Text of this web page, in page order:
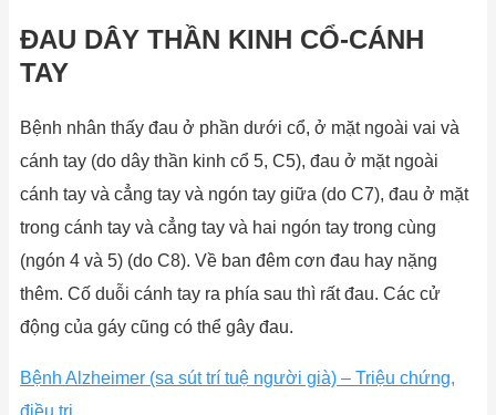
ĐAU DÂY THẦN KINH CỔ-CÁNH
TAY
Bệnh nhân thấy đau ở phần dưới cổ, ở mặt ngoài vai và
cánh tay (do dây thần kinh cổ 5, C5), đau ở mặt ngoài
cánh tay và cẳng tay và ngón tay giữa (do C7), đau ở mặt
trong cánh tay và cẳng tay và hai ngón tay trong cùng
(ngón 4 và 5) (do C8). Về ban đêm cơn đau hay nặng
thêm. Cố duỗi cánh tay ra phía sau thì rất đau. Các cử
động của gáy cũng có thể gây đau.
Bệnh Alzheimer (sa sút trí tuệ người già) – Triệu chứng,
điều trị